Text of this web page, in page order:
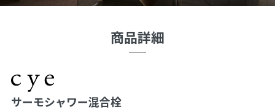
商品詳細
サーモシャワー混合栓